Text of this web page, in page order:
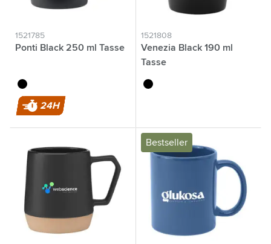
1521785
Ponti Black 250 ml Tasse
noir
24H
1521808
Venezia Black 190 ml
Tasse
noir
Bestseller